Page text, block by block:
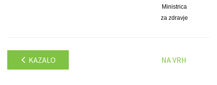
Ministrica
za zdravje
KAZALO NA VRH